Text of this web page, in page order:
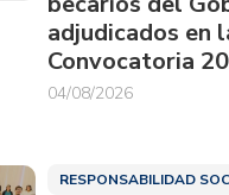
adjudicados en
Convocatoria
04/08/2026
RESPONSABILIDAD